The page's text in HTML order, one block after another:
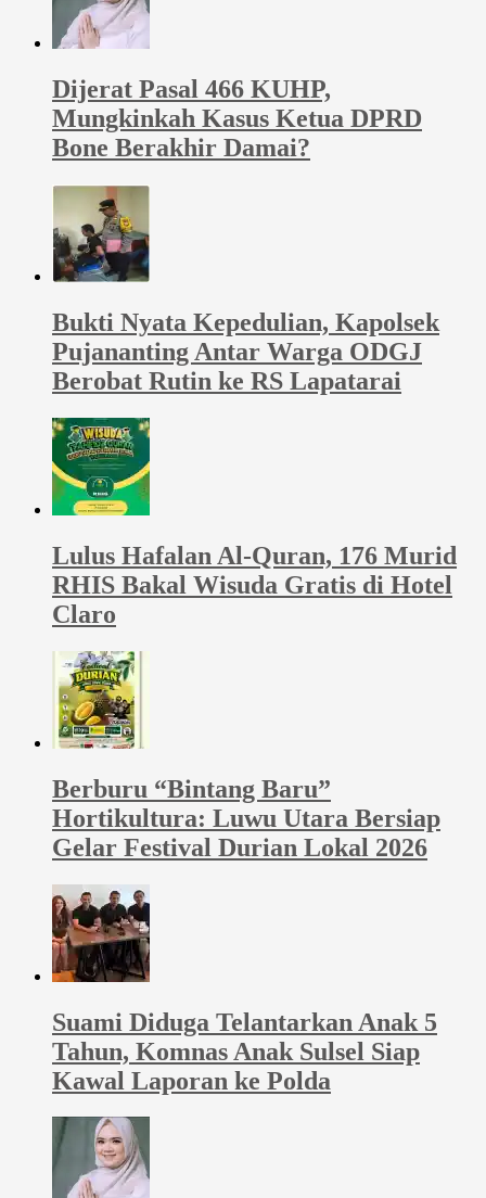
Dijerat Pasal 466 KUHP,
Mungkinkah Kasus Ketua DPRD
Bone Berakhir Damai?
Bukti Nyata Kepedulian, Kapolsek
Pujananting Antar Warga ODGJ
Berobat Rutin ke RS Lapatarai
Lulus Hafalan Al-Quran, 176 Murid
RHIS Bakal Wisuda Gratis di Hotel
Claro
Berburu “Bintang Baru”
Hortikultura: Luwu Utara Bersiap
Gelar Festival Durian Lokal 2026
Suami Diduga Telantarkan Anak 5
Tahun, Komnas Anak Sulsel Siap
Kawal Laporan ke Polda